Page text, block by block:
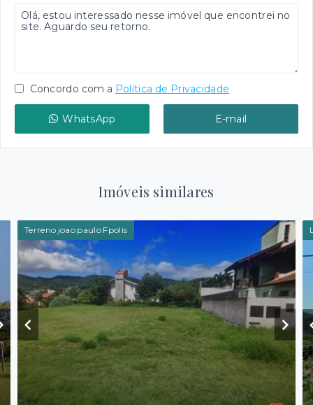
Concordo com a Política de Privacidade
WhatsApp E-mail
Imóveis similares
Terreno joao paulo Fpolis